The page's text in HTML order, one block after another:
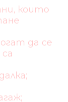
които
да се